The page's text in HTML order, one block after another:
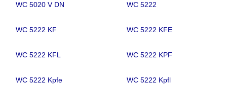
WC 5020 V DN WC 5222
WC 5222 KF WC 5222 KFE
WC 5222 KFL WC 5222 KPF
WC 5222 Kpfe WC 5222 Kpfl